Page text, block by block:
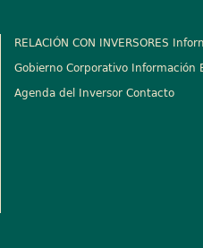
RELACIÓN CON INVERSORES
Gobierno Corporativo Información
Agenda del Inversor Contacto